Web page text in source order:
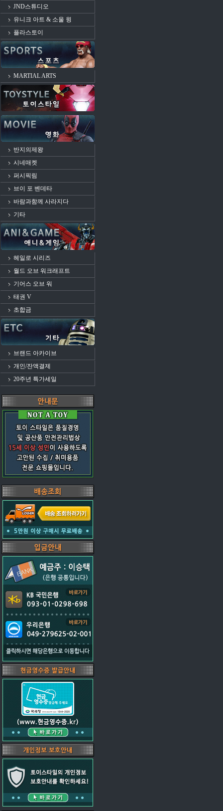
JND스튜디오
유니크 아트 & 소울 윙
플라스토이
MARTIAL ARTS
반지의제왕
시네매켓
퍼시픽림
브이 포 벤데타
바람과함께 사라지다
기타
헤일로 시리즈
월드 오브 워크래프트
기어스 오브 워
태권 V
초합금
브랜드 아카이브
개인/잔액결제
20주년 특가세일